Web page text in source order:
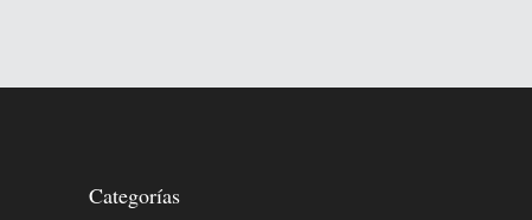
Categorías